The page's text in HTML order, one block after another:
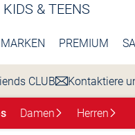
KIDS & TEENS
MARKEN PREMIUM
CLUB Kontaktiere
Damen Herren